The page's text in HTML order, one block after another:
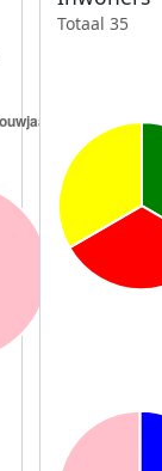
Totaal 35